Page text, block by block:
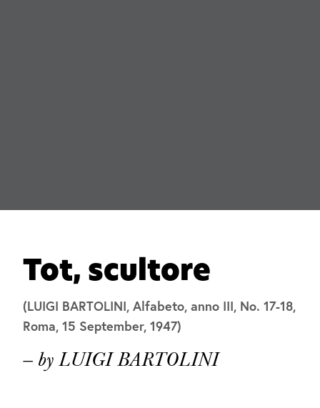
Tot, scultore
(LUIGI BARTOLINI, Alfabeto, anno III, No. 17-18,
Roma, 15 September, 1947)
— by LUIGI BARTOLINI